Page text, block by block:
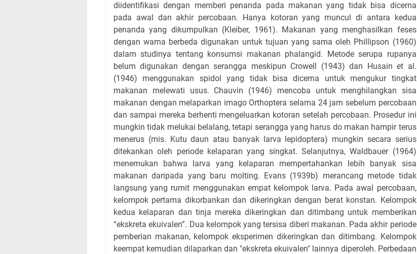
diidentifikasi dengan memberi penanda pada makanan yang tidak bisa dicerna
pada awal dan akhir percobaan. Hanya kotoran yang muncul di antara kedua
penanda yang dikumpulkan (Kleiber, 1961). Makanan yang menghasilkan feses
dengan warna berbeda digunakan untuk tujuan yang sama oleh Phillipson (1960)
dalam studinya tentang konsumsi makanan phalangid. Metode serupa rupanya
belum digunakan dengan serangga meskipun Crowell (1943) dan Husain et al.
(1946) menggunakan spidol yang tidak bisa dicerna untuk mengukur tingkat
makanan melewati usus. Chauvin (1946) mencoba untuk menghilangkan sisa
makanan dengan melaparkan imago Orthoptera selama 24 jam sebelum percobaan
dan sampai mereka berhenti mengeluarkan kotoran setelah percobaan. Prosedur ini
mungkin tidak melukai belalang, tetapi serangga yang harus do makan hampir terus
menerus (mis. Kutu daun atau banyak larva lepidoptera) mungkin secara serius
ditekankan oleh periode kelaparan yang singkat. Selanjutnya, Waldbauer (1964)
menemukan bahwa larva yang kelaparan mempertahankan lebih banyak sisa
makanan daripada yang baru molting. Evans (1939b) merancang metode tidak
langsung yang rumit menggunakan empat kelompok larva. Pada awal percobaan,
kelompok pertama dikorbankan dan dikeringkan dengan berat konstan. Kelompok
kedua kelaparan dan tinja mereka dikeringkan dan ditimbang untuk memberikan
“ekskreta ekuivalen”. Dua kelompok yang tersisa diberi makanan. Pada akhir periode
pemberian makanan, kelompok eksperimen dikeringkan dan ditimbang. Kelompok
keempat kemudian dilaparkan dan "ekskreta ekuivalen" lainnya diperoleh. Perbedaan